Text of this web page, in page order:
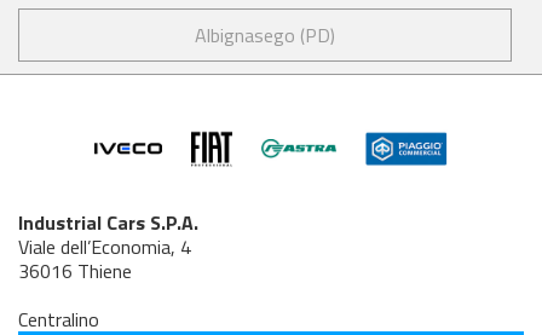
Albignasego (PD)
Industrial Cars S.P.A.
Viale dell’Economia, 4
36016 Thiene
Centralino